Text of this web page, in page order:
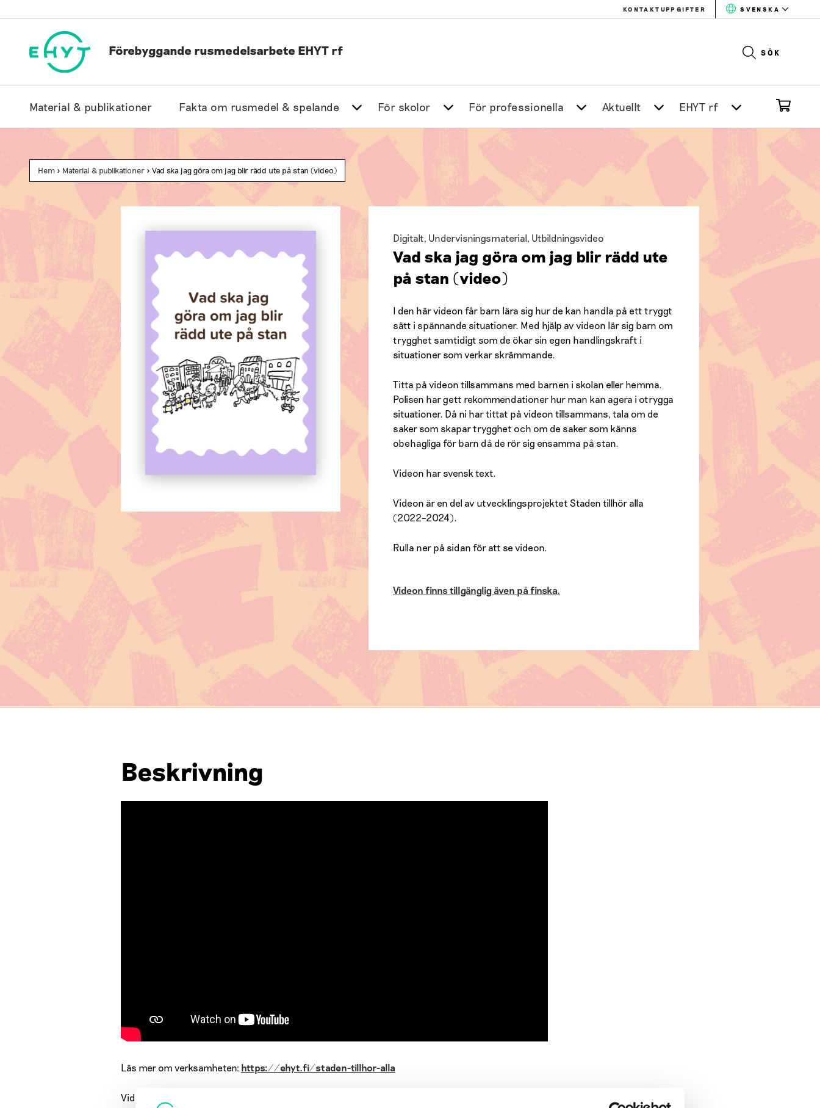
till
KONTAKTUPPGIFTER SVENSKA
Förebyggande rusmedelsarbete EHYT rf SÖK
Material & publikationer Fakta om rusmedel & spelande För skolor För professionella Aktuellt EHYT rf
Hem > Material & publikationer > Vad ska jag göra om jag blir rädd ute på stan (video)
Digitalt, Undervisningsmaterial, Utbildningsvideo
Vad ska jag göra om jag blir rädd ute
på stan (video)
I den här videon får barn lära sig hur de kan handla på ett tryggt
sätt i spännande situationer. Med hjälp av videon lär sig barn om
trygghet samtidigt som de ökar sin egen handlingskraft i
situationer som verkar skrämmande.
Titta på videon tillsammans med barnen i skolan eller hemma.
Polisen har gett rekommendationer hur man kan agera i otrygga
situationer. Då ni har tittat på videon tillsammans, tala om de
saker som skapar trygghet och om de saker som känns
obehagliga för barn då de rör sig ensamma på stan.
Videon har svensk text.
Videon är en del av utvecklingsprojektet Staden tillhör alla
(2022–2024).
Rulla ner på sidan för att se videon.
Videon finns tillgänglig även på finska.
Beskrivning
Läs mer om verksamheten: https://ehyt.fi/staden-tillhor-alla
Videon har finansierats av Helsingfors stad och publicerats med Helsingfors stads tillstånd. Den svenskspråkiga